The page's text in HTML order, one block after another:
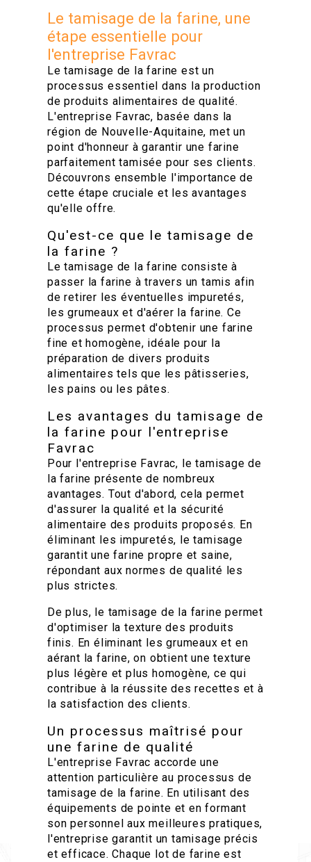
Le tamisage de la farine, une
étape essentielle pour
l'entreprise Favrac
Le tamisage de la farine est un
processus essentiel dans la production
de produits alimentaires de qualité.
L'entreprise Favrac, basée dans la
région de Nouvelle-Aquitaine, met un
point d'honneur à garantir une farine
parfaitement tamisée pour ses clients.
Découvrons ensemble l'importance de
cette étape cruciale et les avantages
qu'elle offre.
Qu'est-ce que le tamisage de
la farine ?
Le tamisage de la farine consiste à
passer la farine à travers un tamis afin
de retirer les éventuelles impuretés,
les grumeaux et d'aérer la farine. Ce
processus permet d'obtenir une farine
fine et homogène, idéale pour la
préparation de divers produits
alimentaires tels que les pâtisseries,
les pains ou les pâtes.
Les avantages du tamisage de
la farine pour l'entreprise
Favrac
Pour l'entreprise Favrac, le tamisage de
la farine présente de nombreux
avantages. Tout d'abord, cela permet
d'assurer la qualité et la sécurité
alimentaire des produits proposés. En
éliminant les impuretés, le tamisage
garantit une farine propre et saine,
répondant aux normes de qualité les
plus strictes.
De plus, le tamisage de la farine permet
d'optimiser la texture des produits
finis. En éliminant les grumeaux et en
aérant la farine, on obtient une texture
plus légère et plus homogène, ce qui
contribue à la réussite des recettes et à
la satisfaction des clients.
Un processus maîtrisé pour
une farine de qualité
L'entreprise Favrac accorde une
attention particulière au processus de
tamisage de la farine. En utilisant des
équipements de pointe et en formant
son personnel aux meilleures pratiques,
l'entreprise garantit un tamisage précis
et efficace. Chaque lot de farine est